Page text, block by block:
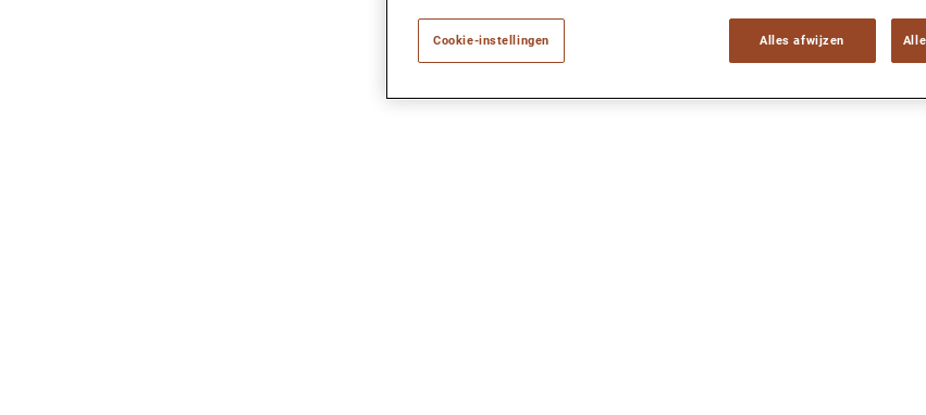
Alles afwijzen
Cookie-instellingen